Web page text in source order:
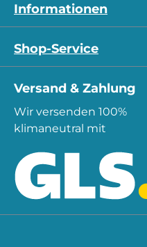
Informationen
Shop-Service
Versand & Zahlung
Wir versenden 100%
klimaneutral mit